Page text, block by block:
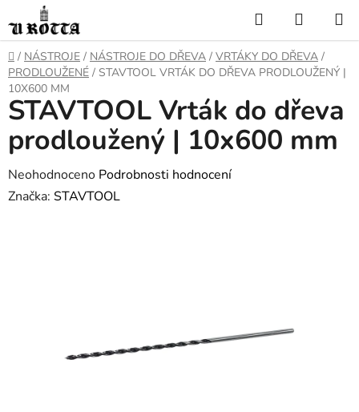
na
obsah
Hledat
KOŠÍK
DOMŮ
/ NÁSTROJE / NÁSTROJE DO DŘEVA / VRTÁKY DO DŘEVA /
PRODLOUŽENÉ / STAVTOOL VRTÁK DO DŘEVA PRODLOUŽENÝ |
10X600 MM
STAVTOOL Vrták do dřeva
prodloužený | 10x600 mm
Průměrné
hodnocení
Neohodnoceno Podrobnosti hodnocení
Značka: STAVTOOL